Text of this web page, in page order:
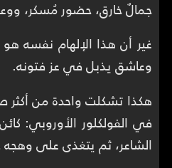
جمالٌ خارق، حضور مُسكر،
غير أن هذا الإلهام نفسه
وعاشق يذبل في عز فتونه.
هكذا تشكلت واحدة من أكثر
في الفولكلور الأوروبي:
الشاعر، ثم يتغذى على وهجه